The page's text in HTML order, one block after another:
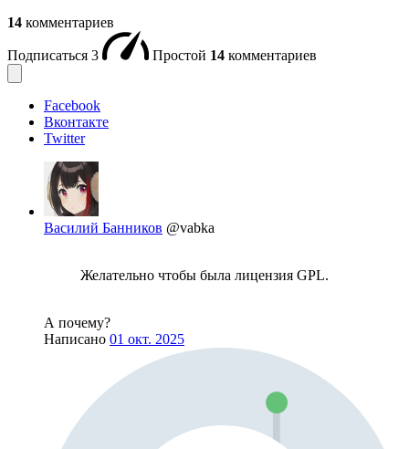
14 комментариев
Подписаться 3 Простой 14 комментариев
Facebook
Вконтакте
Twitter
Василий Банников @vabka
Желательно чтобы была лицензия GPL.
А почему?
Написано 01 окт. 2025